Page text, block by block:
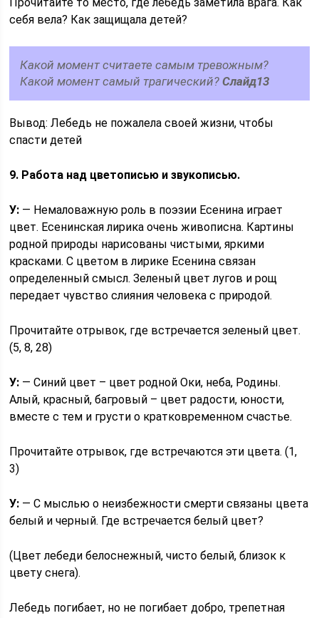
себя вела? Как защищала детей?
Какой момент считаете самым тревожным?
Какой момент самый трагический?Слайд13
Вывод: Лебедь не пожалела своей жизни, чтобы
спасти детей
9. Работа над цветописью и звукописью.
У: — Немаловажную роль в поэзии Есенина играет
цвет. Есенинская лирика очень живописна. Картины
родной природы нарисованы чистыми, яркими
красками. С цветом в лирике Есенина связан
определенный смысл. Зеленый цвет лугов и рощ
передает чувство слияния человека с природой.
Прочитайте отрывок, где встречается зеленый цвет.
(5, 8, 28)
У: — Синий цвет – цвет родной Оки, неба, Родины.
Алый, красный, багровый – цвет радости, юности,
вместе с тем и грусти о кратковременном счастье.
Прочитайте отрывок, где встречаются эти цвета. (1,
3)
У: — С мыслью о неизбежности смерти связаны цвета
белый и черный. Где встречается белый цвет?
(Цвет лебеди белоснежный, чисто белый, близок к
цвету снега).
Лебедь погибает, но не погибает добро, трепетная